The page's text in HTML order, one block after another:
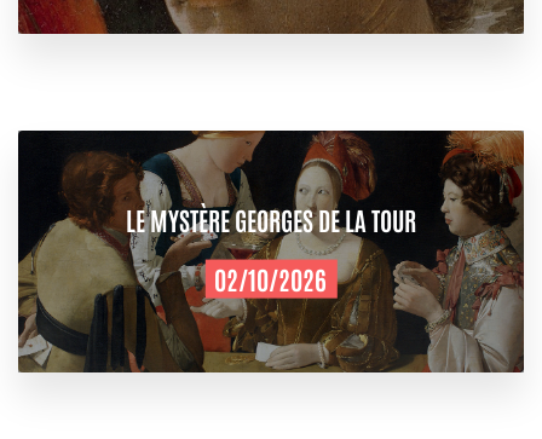
LE MYSTÈRE GEORGES DE LA TOUR
02/10/2026